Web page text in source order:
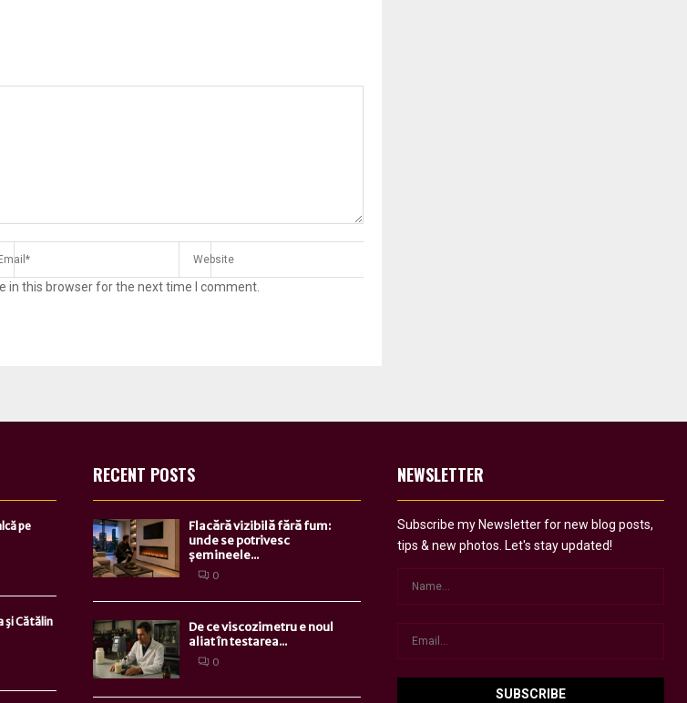
in this browser for the next time I comment.
pe
şi Cătălin
RECENT POSTS
Flacără vizibilă fără fum:
unde se potrivesc
șemineele...
0
De ce viscozimetru e noul
aliat în testarea...
0
NEWSLETTER
Subscribe my Newsletter for new blog posts,
tips & new photos. Let's stay updated!